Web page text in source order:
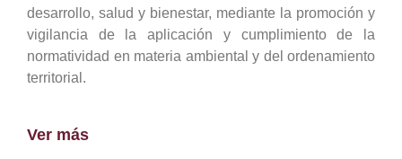
desarrollo, salud y bienestar, mediante la promoción y
vigilancia de la aplicación y cumplimiento de la
normatividad en materia ambiental y del ordenamiento
territorial.
Ver más